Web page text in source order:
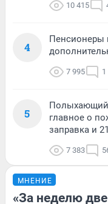
10 415
4
Пенсионеры
7 995 1
5
Полыхающий
главное о
заправка и
7 383
МНЕНИЕ
«За неделю